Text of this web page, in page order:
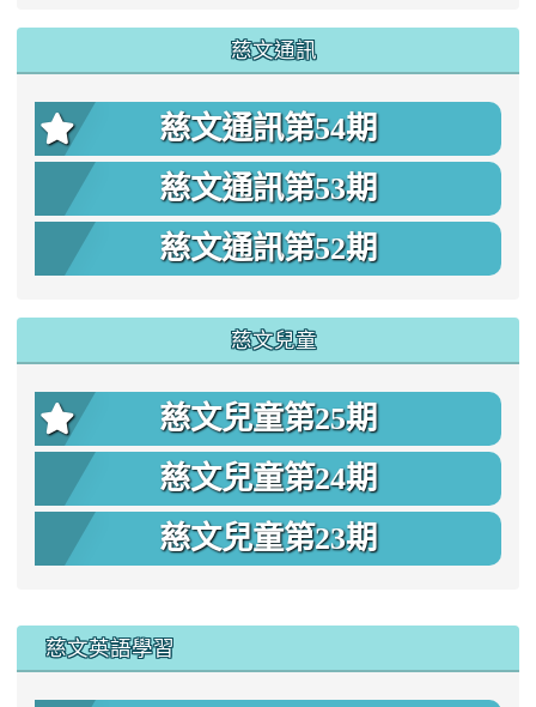
慈文通訊
慈文通訊第54期
慈文通訊第53期
慈文通訊第52期
慈文兒童
慈文兒童第25期
慈文兒童第24期
慈文兒童第23期
慈文英語學習